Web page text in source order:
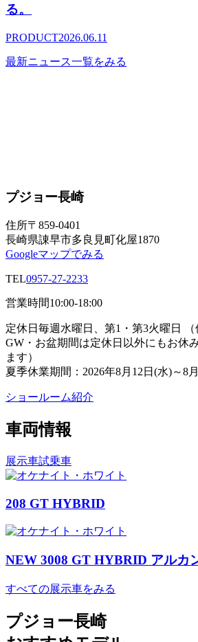
る。
PRODUCT2026.06.11
最新ニュース一覧をみる
プジョー長崎
住所〒859-0401
長崎県諌早市多良見町化屋1870
Googleマップでみる
TEL0957-27-2233
営業時間10:00-18:00
定休日 毎週水曜日、第1・第3火曜日 （
GW・お盆期間は定休日以外にもお休
ます）
夏季休業期間：2026年8月12日(水)～8
ショールーム紹介
車両情報
展示車試乗車
208 GT HYBRID
NEW 3008 GT HYBRID アルカ
すべての展示車をみる
プジョー長崎